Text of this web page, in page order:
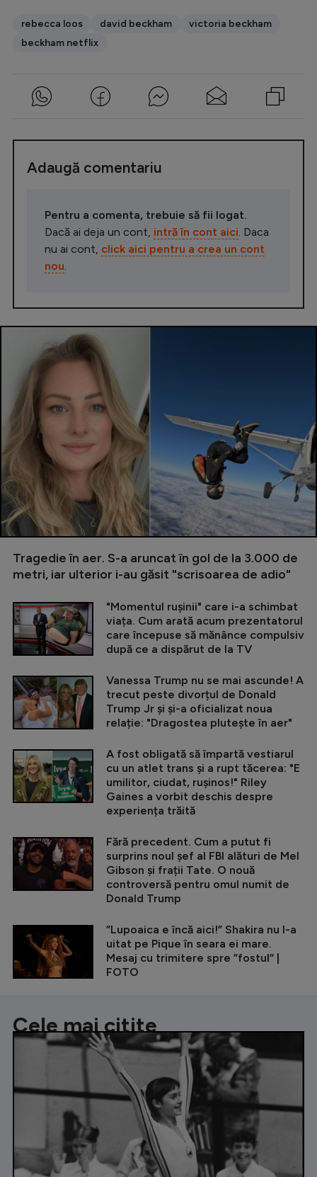
rebecca loos david beckham
victoria beckham
beckham netflix
Adaugă comentariu
Pentru a comenta, trebuie să fii logat.
Dacă ai deja un cont, intră în cont aici. Daca
nu ai cont, click aici pentru a crea un cont
nou.
Tragedie în aer. S-a aruncat în gol de la 3.000 de
metri, iar ulterior i-au găsit "scrisoarea de adio"
"Momentul rușinii" care i-a schimbat
viața. Cum arată acum prezentatorul
care începuse să mănânce compulsiv
după ce a dispărut de la TV
Vanessa Trump nu se mai ascunde! A
trecut peste divorțul de Donald
Trump Jr și și-a oficializat noua
relație: "Dragostea plutește în aer"
A fost obligată să împartă vestiarul
cu un atlet trans și a rupt tăcerea: "E
umilitor, ciudat, rușinos!" Riley
Gaines a vorbit deschis despre
experiența trăită
Fără precedent. Cum a putut fi
surprins noul șef al FBI alături de Mel
Gibson și frații Tate. O nouă
controversă pentru omul numit de
Donald Trump
”Lupoaica e încă aici!” Shakira nu l-a
uitat pe Pique în seara ei mare.
Mesaj cu trimitere spre ”fostul” |
FOTO
Cele mai citite